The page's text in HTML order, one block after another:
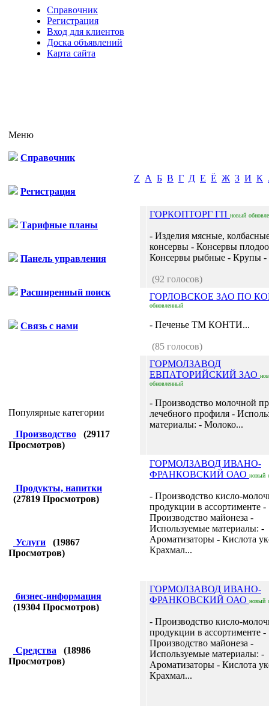
Справочник
Регистрация
Вход для клиентов
Доска объявлений
Карта сайта
Меню
Справочник
Регистрация
Тарифные планы
Панель управления
Расширенный поиск
Связь с нами
Популярные категории
Производство (29117
Просмотров)
Продукты, напитки
(27819 Просмотров)
Услуги (19867
Просмотров)
бизнес-информация
(19304 Просмотров)
Средства (18986
Просмотров)
Z А Б В Г Д Е Ё Ж З И К
ГОРКОПТОРГ ГП новый
- Изделия мясные,
консервы - Консервы
Консервы рыбные - Крупы -
(92 голосов)
ГОРЛОВСКОЕ ЗАО ПО
обновленный
- Печенье ТМ КОНТИ...
(85 голосов)
ГОРМОЛЗАВОД
ЕВПАТОРИЙСКИЙ ЗАО
обновленный
- Производство молочной
лечебного профиля -
материалы: - Молоко...
ГОРМОЛЗАВОД ИВАНО-
ФРАНКОВСКИЙ ОАО новый
- Производство кисло-
продукции в ассортименте -
Производство майонеза -
Используемые материалы: -
Ароматизаторы - Кислота
Крахмал...
ГОРМОЛЗАВОД ИВАНО-
ФРАНКОВСКИЙ ОАО новый
- Производство кисло-
продукции в ассортименте -
Производство майонеза -
Используемые материалы: -
Ароматизаторы - Кислота
Крахмал...